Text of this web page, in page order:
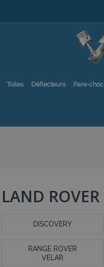
Toiles Déflecteurs Pare-choc
LAND ROVER
DISCOVERY
RANGE ROVER
VELAR